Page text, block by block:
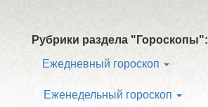
Рубрики раздела "Гороскопы":
Ежедневный гороскоп
Еженедельный гороскоп